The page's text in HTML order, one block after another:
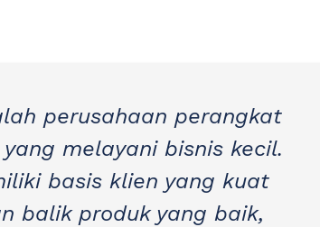
perusahaan perangkat
yang melayani bisnis kecil.
basis klien yang kuat
balik produk yang baik,